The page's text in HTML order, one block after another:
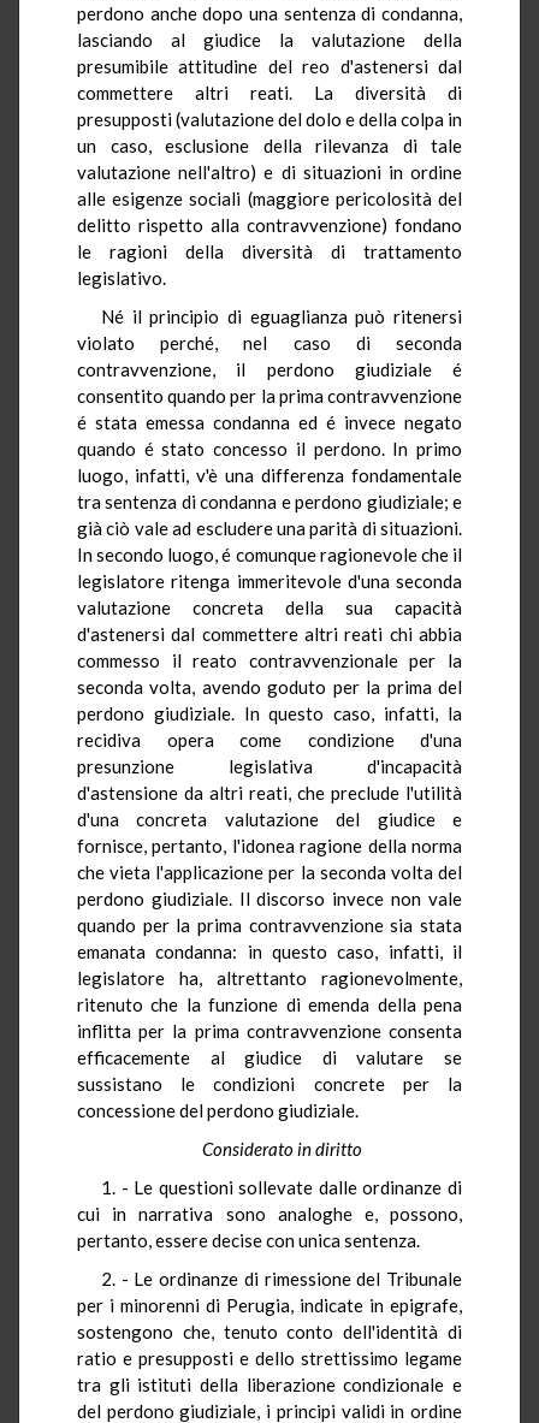
perdono anche dopo una sentenza di condanna,
lasciando al giudice la valutazione della
presumibile attitudine del reo d'astenersi dal
commettere altri reati. La diversità di
presupposti (valutazione del dolo e della colpa in
un caso, esclusione della rilevanza di tale
valutazione nell'altro) e di situazioni in ordine
alle esigenze sociali (maggiore pericolosità del
delitto rispetto alla contravvenzione) fondano
le ragioni della diversità di trattamento
legislativo.
Né il principio di eguaglianza può ritenersi
violato perché, nel caso di seconda
contravvenzione, il perdono giudiziale é
consentito quando per la prima contravvenzione
é stata emessa condanna ed é invece negato
quando é stato concesso il perdono. In primo
luogo, infatti, v'è una differenza fondamentale
tra sentenza di condanna e perdono giudiziale; e
già ciò vale ad escludere una parità di situazioni.
In secondo luogo, é comunque ragionevole che il
legislatore ritenga immeritevole d'una seconda
valutazione concreta della sua capacità
d'astenersi dal commettere altri reati chi abbia
commesso il reato contravvenzionale per la
seconda volta, avendo goduto per la prima del
perdono giudiziale. In questo caso, infatti, la
recidiva opera come condizione d'una
presunzione legislativa d'incapacità
d'astensione da altri reati, che preclude l'utilità
d'una concreta valutazione del giudice e
fornisce, pertanto, l'idonea ragione della norma
che vieta l'applicazione per la seconda volta del
perdono giudiziale. Il discorso invece non vale
quando per la prima contravvenzione sia stata
emanata condanna: in questo caso, infatti, il
legislatore ha, altrettanto ragionevolmente,
ritenuto che la funzione di emenda della pena
inflitta per la prima contravvenzione consenta
efficacemente al giudice di valutare se
sussistano le condizioni concrete per la
concessione del perdono giudiziale.
Considerato in diritto
1. - Le questioni sollevate dalle ordinanze di
cui in narrativa sono analoghe e, possono,
pertanto, essere decise con unica sentenza.
2. - Le ordinanze di rimessione del Tribunale
per i minorenni di Perugia, indicate in epigrafe,
sostengono che, tenuto conto dell'identità di
ratio e presupposti e dello strettissimo legame
tra gli istituti della liberazione condizionale e
del perdono giudiziale, i principi validi in ordine